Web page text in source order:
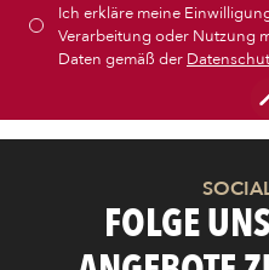
PASTA
BURGER
Ich erkläre meine
Verarbeitung oder Nutzung
Daten gemäß der
FOLGE